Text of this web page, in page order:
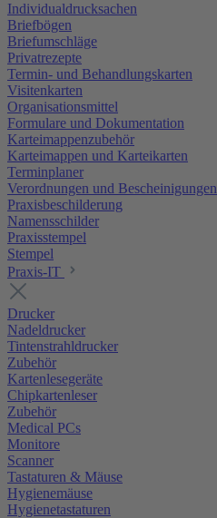
Individualdrucksachen
Briefbögen
Briefumschläge
Privatrezepte
Termin- und Behandlungskarten
Visitenkarten
Organisationsmittel
Formulare und Dokumentation
Karteimappenzubehör
Karteimappen und Karteikarten
Terminplaner
Verordnungen und Bescheinigungen
Praxisbeschilderung
Namensschilder
Praxisstempel
Stempel
Praxis-IT
Drucker
Nadeldrucker
Tintenstrahldrucker
Zubehör
Kartenlesegeräte
Chipkartenleser
Zubehör
Medical PCs
Monitore
Scanner
Tastaturen & Mäuse
Hygienemäuse
Hygienetastaturen